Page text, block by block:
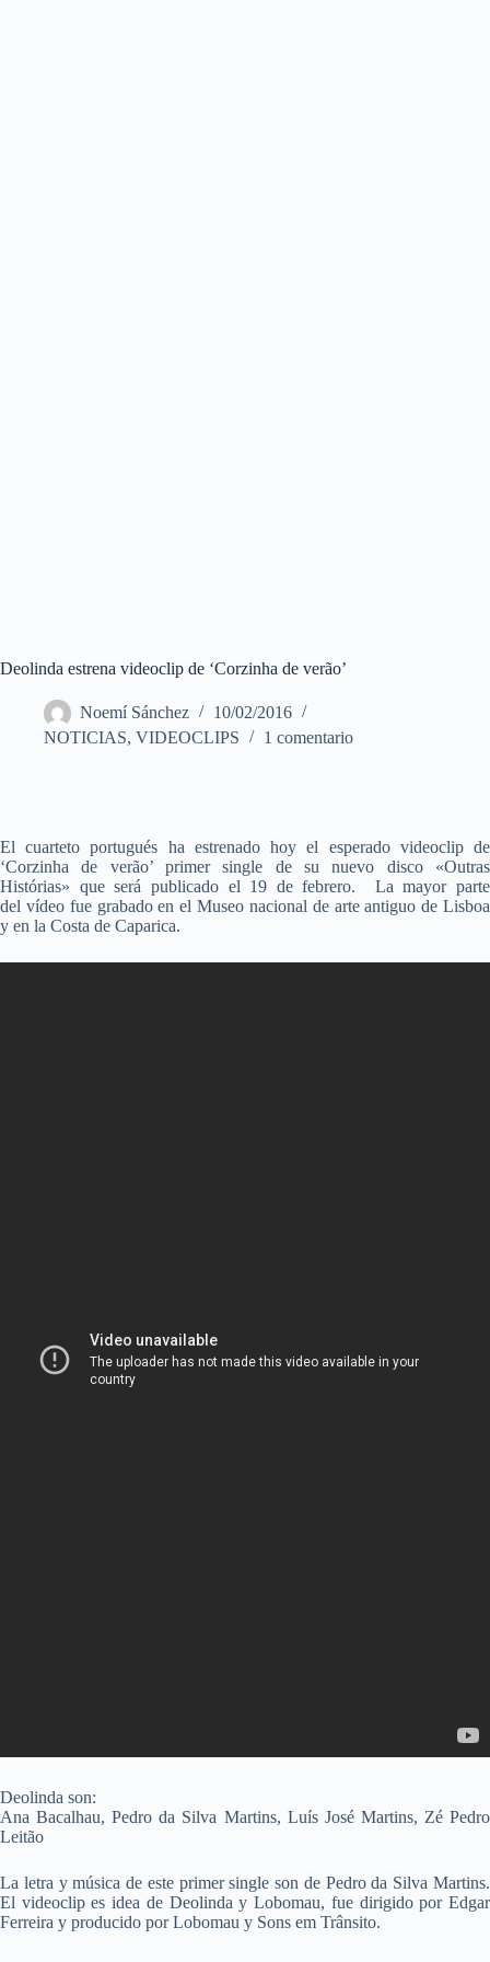
Deolinda estrena videoclip de ‘Corzinha de verão’
Noemí Sánchez
10/02/2016
NOTICIAS, VIDEOCLIPS 1 comentario
El cuarteto portugués ha estrenado hoy el esperado videoclip de
‘Corzinha de verão’ primer single de su nuevo disco «Outras
Histórias» que será publicado el 19 de febrero. La mayor parte
del vídeo fue grabado en el Museo nacional de arte antiguo de Lisboa
y en la Costa de Caparica.
Deolinda son:
Ana Bacalhau, Pedro da Silva Martins, Luís José Martins, Zé Pedro
Leitão
La letra y música de este primer single son de Pedro da Silva Martins.
El videoclip es idea de Deolinda y Lobomau, fue dirigido por Edgar
Ferreira y producido por Lobomau y Sons em Trânsito.